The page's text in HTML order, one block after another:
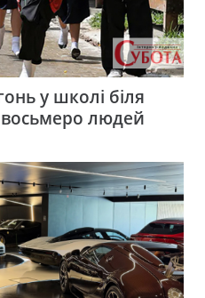
у школі біля
людей